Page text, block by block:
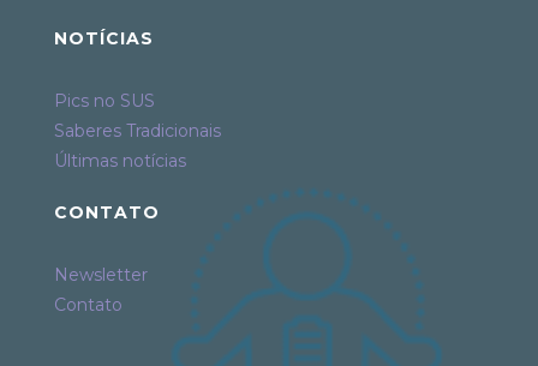
NOTÍCIAS
Pics no SUS
Saberes Tradicionais
Últimas notícias
CONTATO
Newsletter
Contato